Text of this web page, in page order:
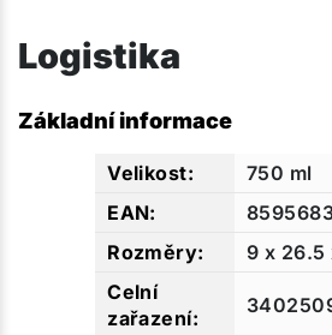
Logistika
Základní informace
750 ml
9 x 26.5